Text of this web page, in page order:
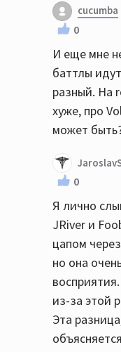
cucumba
0
И еще мне
баттлы
разный. На
хуже, про
может
0
Я лично
JRiver и
цапом
но она
из-за этой
Эта